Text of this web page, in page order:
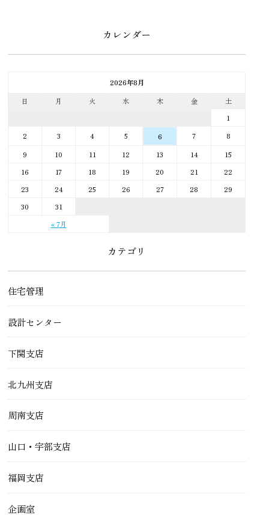
カレンダー
2026年8月
日
月 火 水 木 金 土
« 7月
1
2
3 4 5 6 7
8
9
10 11 12 13 14
15
16
17 18 19 20 21
22
23
24 25 26 27 28
29
30
31
カテゴリ
住宅管理
設計センター
下関支店
北九州支店
周南支店
山口・宇部支店
福岡支店
企画室